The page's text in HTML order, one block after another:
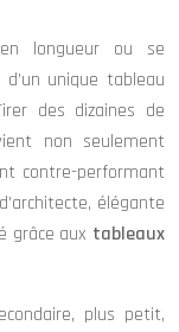
longueur ou se
unique tableau
des dizaines de
non seulement
contre-performant
élégante
grâce aux tableaux
plus petit,